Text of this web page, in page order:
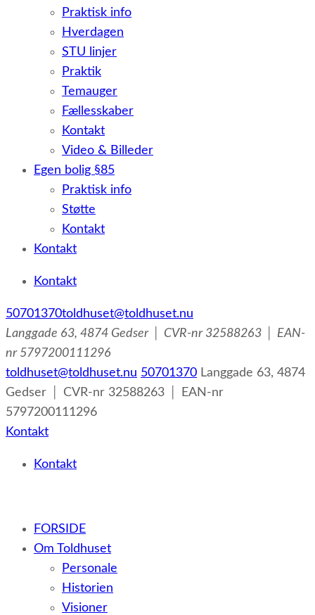
Praktisk info
Hverdagen
STU linjer
Praktik
Temauger
Fællesskaber
Kontakt
Video & Billeder
Egen bolig §85
Praktisk info
Støtte
Kontakt
Kontakt
Kontakt
50701370toldhuset@toldhuset.nu
Langgade 63, 4874 Gedser │ CVR-nr 32588263 │ EAN-
nr 5797200111296
toldhuset@toldhuset.nu 50701370 Langgade 63, 4874
Gedser │ CVR-nr 32588263 │ EAN-nr
5797200111296
Kontakt
Kontakt
– et botilbud til voksne udviklingshæmmede og sent
udviklede personer samt voksne med psykiske lidelser
FORSIDE
Om Toldhuset
Personale
Historien
Visioner